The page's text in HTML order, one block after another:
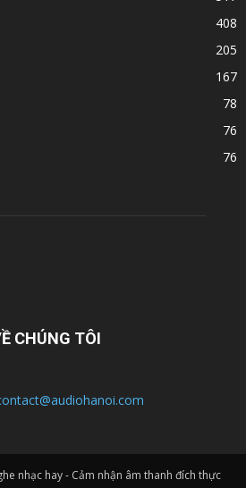
408
205
167
78
76
76
CHÚNG TÔI
nhạc hay - Cảm nhận âm thanh đích thực